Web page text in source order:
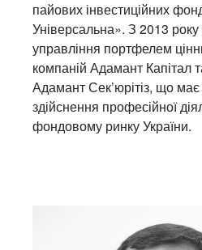
пайових інвестиційних
Універсальна». З 2013 року
управління портфелем
компаній Адамант Капітал
Адамант Сек’юрітіз, що
здійснення професійної
фондовому ринку України.